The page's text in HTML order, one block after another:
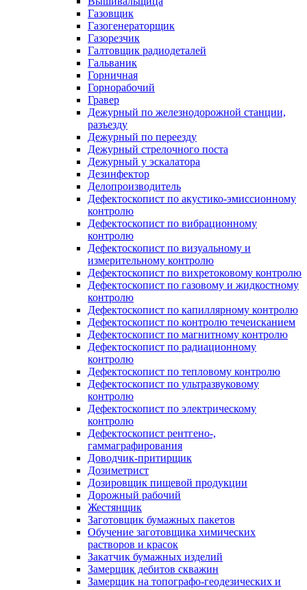
Газовщик
Газогенераторщик
Газорезчик
Галтовщик радиодеталей
Гальваник
Горничная
Горнорабочий
Гравер
Дежурный по железнодорожной станции,
разъезду
Дежурный по переезду
Дежурный стрелочного поста
Дежурный у эскалатора
Дезинфектор
Делопроизводитель
Дефектоскопист по акустико-эмиссионному
контролю
Дефектоскопист по вибрационному
контролю
Дефектоскопист по визуальному и
измерительному контролю
Дефектоскопист по вихретоковому контролю
Дефектоскопист по газовому и жидкостному
контролю
Дефектоскопист по капиллярному контролю
Дефектоскопист по контролю течеисканием
Дефектоскопист по магнитному контролю
Дефектоскопист по радиационному
контролю
Дефектоскопист по тепловому контролю
Дефектоскопист по ультразвуковому
контролю
Дефектоскопист по электрическому
контролю
Дефектоскопист рентгено-,
гаммаграфирования
Доводчик-притирщик
Дозиметрист
Дозировщик пищевой продукции
Дорожный рабочий
Жестянщик
Заготовщик бумажных пакетов
Обучение заготовщика химических
растворов и красок
Закатчик бумажных изделий
Замерщик дебитов скважин
Замерщик на топографо-геодезических и